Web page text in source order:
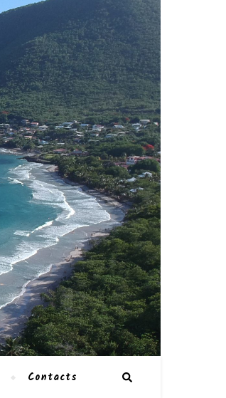
Contacts